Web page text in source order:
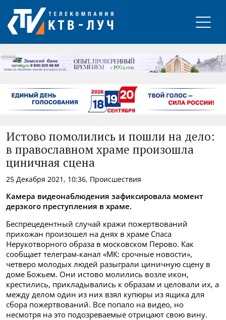
РЕКЛАМА
Истово помолились и пошли на дело:
в православном храме произошла
циничная сцена
25 Декабря 2021, 10:36, Происшествия
Камера видеонаблюдения зафиксировала момент
дерзкого преступления в храме.
Беспрецедентный случай кражи пожертвований
прихожан произошел на днях в храме Спаса
Нерукотворного образа в московском Перово. Как
сообщает телеграм-канал «МК: срочные новости»,
четверо молодых людей разыграли циничную сцену в
доме Божьем. Они истово молились возле икон,
крестились, прикладывались к образам и целовали их, а
между делом один из них взял купюры из ящика для
сбора пожертвований. Все попало на видео, но
несмотря на это подозреваемые отрицают свою вину.